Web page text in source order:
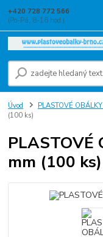
+420 728 772 566
(Po-Pá, 8-16 hod.)
Úvod PLASTOVÉ
(100 ks)
PLASTOVÉ
mm (100 ks)